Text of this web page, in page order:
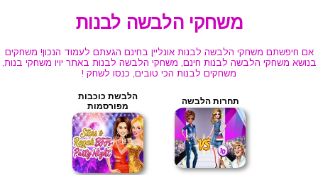
משחקי הלבשה לבנות
אם חיפשתם משחקי הלבשה לבנות אונליין בחינם הגעתם לעמוד הנכון! משחקים
בנושא משחקי הלבשה לבנות חינם, משחקי הלבשה לבנות באתר יויו משחקי בנות,
משחקים לבנות הכי טובים, כנסו לשחק !
תחרות הלבשה
הלבשת כוכבות
מפורסמות